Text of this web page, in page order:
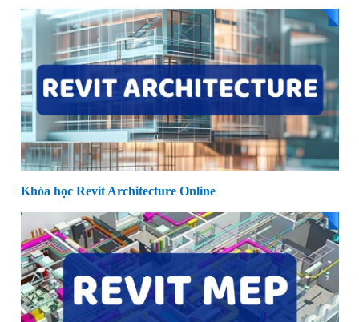
Khóa học Revit Architecture Online